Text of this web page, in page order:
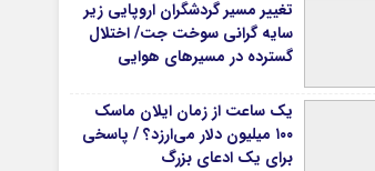
تغییر مسیر گردشگران اروپایی زیر
سایه گرانی سوخت جت/ اختلال
گسترده در مسیرهای هوایی
یک ساعت از زمان ایلان ماسک
۱۰۰ میلیون دلار می‌ارزد؟ / پاسخی
برای یک ادعای بزرگ